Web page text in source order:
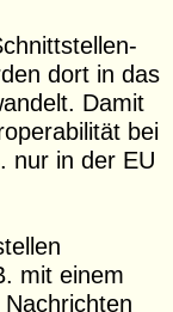
dort in das
Damit
bei
nur in der EU
mit einem